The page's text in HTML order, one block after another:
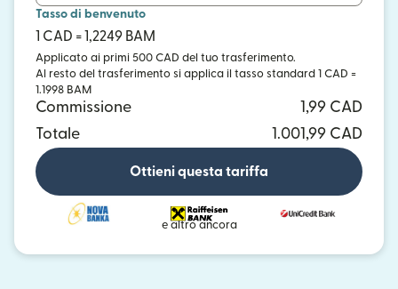
Tasso di benvenuto
1 CAD = 1,2249 BAM
Applicato ai primi 500 CAD del tuo trasferimento.
Al resto del trasferimento si applica il tasso standard 1 CAD =
1.1998 BAM
Commissione
1,99 CAD
Totale
1.001,99 CAD
Ottieni questa tariffa
e altro ancora